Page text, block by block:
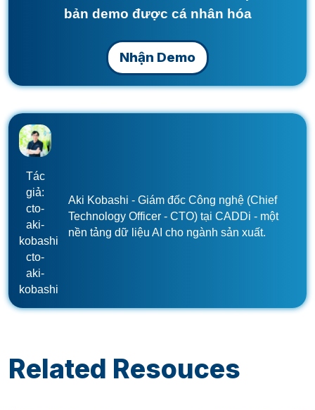
bản demo được cá nhân hóa
Nhận Demo
Tác
giả:
cto-
aki-
kobashi
cto-
aki-
kobashi
Aki Kobashi - Giám đốc Công nghệ (Chief
Technology Officer - CTO) tại CADDi - một
nền tảng dữ liệu AI cho ngành sản xuất.
Related Resouces